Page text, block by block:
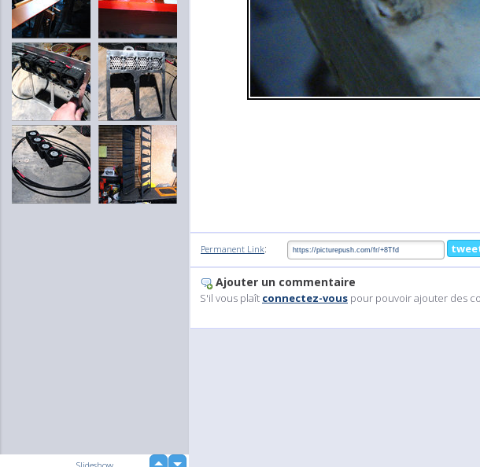
Permanent Link:
Ajouter un commentaire
S'il vous plaît connectez-vous pour pouvoir ajouter des